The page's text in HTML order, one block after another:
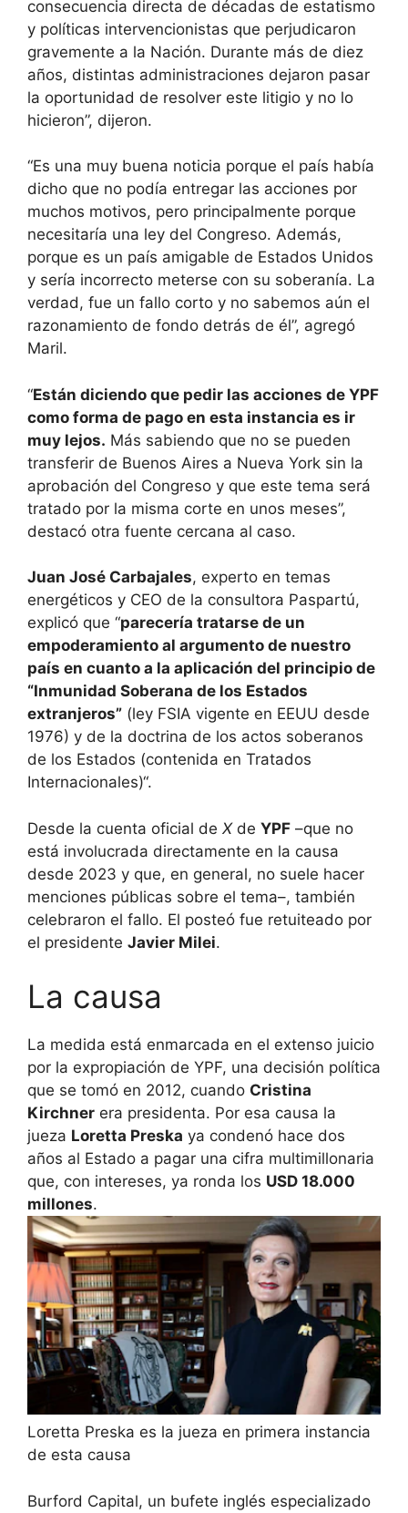
consecuencia directa de décadas de estatismo
y políticas intervencionistas que perjudicaron
gravemente a la Nación. Durante más de diez
años, distintas administraciones dejaron pasar
la oportunidad de resolver este litigio y no lo
hicieron”, dijeron.
“Es una muy buena noticia porque el país había
dicho que no podía entregar las acciones por
muchos motivos, pero principalmente porque
necesitaría una ley del Congreso. Además,
porque es un país amigable de Estados Unidos
y sería incorrecto meterse con su soberanía. La
verdad, fue un fallo corto y no sabemos aún el
razonamiento de fondo detrás de él”, agregó
Maril.
“Están diciendo que pedir las acciones de YPF
como forma de pago en esta instancia es ir
muy lejos. Más sabiendo que no se pueden
transferir de Buenos Aires a Nueva York sin la
aprobación del Congreso y que este tema será
tratado por la misma corte en unos meses”,
destacó otra fuente cercana al caso.
Juan José Carbajales, experto en temas
energéticos y CEO de la consultora Paspartú,
explicó que “parecería tratarse de un
empoderamiento al argumento de nuestro
país en cuanto a la aplicación del principio de
“Inmunidad Soberana de los Estados
extranjeros” (ley FSIA vigente en EEUU desde
1976) y de la doctrina de los actos soberanos
de los Estados (contenida en Tratados
Internacionales)“.
Desde la cuenta oficial de X de YPF –que no
está involucrada directamente en la causa
desde 2023 y que, en general, no suele hacer
menciones públicas sobre el tema–, también
celebraron el fallo. El posteó fue retuiteado por
el presidente Javier Milei.
La causa
La medida está enmarcada en el extenso juicio
por la expropiación de YPF, una decisión política
que se tomó en 2012, cuando Cristina
Kirchner era presidenta. Por esa causa la
jueza Loretta Preska ya condenó hace dos
años al Estado a pagar una cifra multimillonaria
que, con intereses, ya ronda los USD 18.000
millones.
Loretta Preska es la jueza en primera instancia
de esta causa
Burford Capital, un bufete inglés especializado